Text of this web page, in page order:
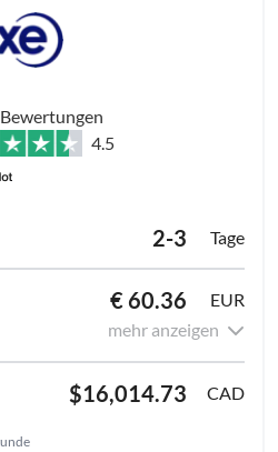
4.5
2-3 Tage
€ 60.36
EUR
mehr anzeigen
$16,014.73 CAD